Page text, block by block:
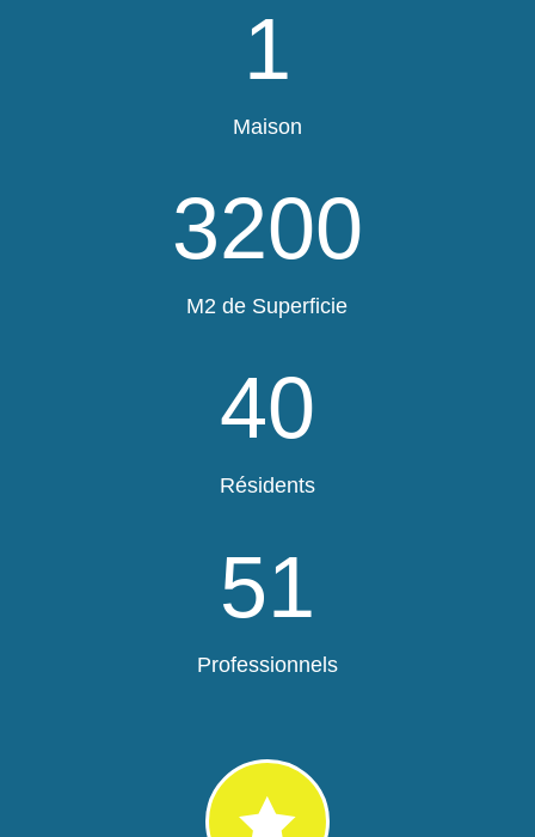
1
Maison
3200
M2 de Superficie
40
Résidents
51
Professionnels
